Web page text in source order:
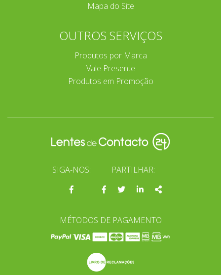
Mapa do Site
OUTROS SERVIÇOS
Produtos por Marca
Vale Presente
Produtos em Promoção
SIGA-NOS:
Página
PARTILHAR:
Facebook
TwitterLinkedinShare
MÉTODOS DE PAGAMENTO